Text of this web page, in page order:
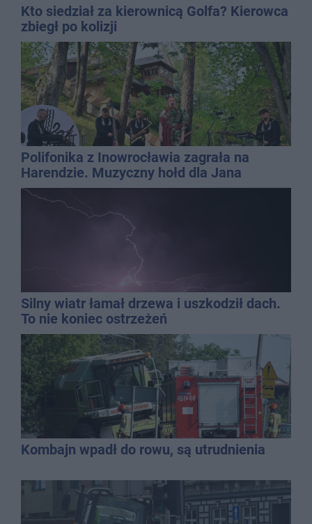
Kto siedział za kierownicą Golfa? Kierowca
zbiegł po kolizji
Polifonika z Inowrocławia zagrała na
Harendzie. Muzyczny hołd dla Jana
Kasprowicza
Silny wiatr łamał drzewa i uszkodził dach.
To nie koniec ostrzeżeń
Kombajn wpadł do rowu, są utrudnienia